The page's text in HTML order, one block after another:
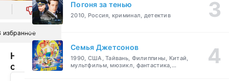
0
избранное
Наннерль,
сестра
Погоня за тенью
2010, Россия, криминал, детектив
Семья Джетсонов
1990, США, Тайвань, Филиппины, Китай,
мультфильм, мюзикл, фантастика,